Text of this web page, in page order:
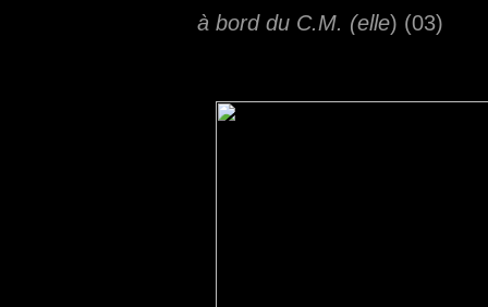
à bord du C.M. (elle) (03)